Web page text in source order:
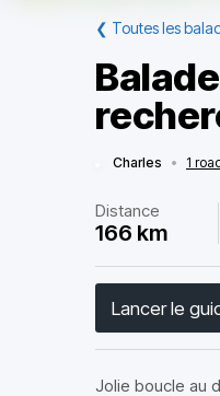
❮ Toutes les
Charles • 1
Distance
166 km
Lancer le
Jolie boucle au